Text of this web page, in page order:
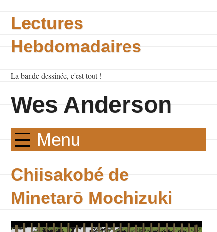
Lectures
Hebdomadaires
La bande dessinée, c'est tout !
Wes Anderson
Menu
Chiisakobé de
Minetarō Mochizuki